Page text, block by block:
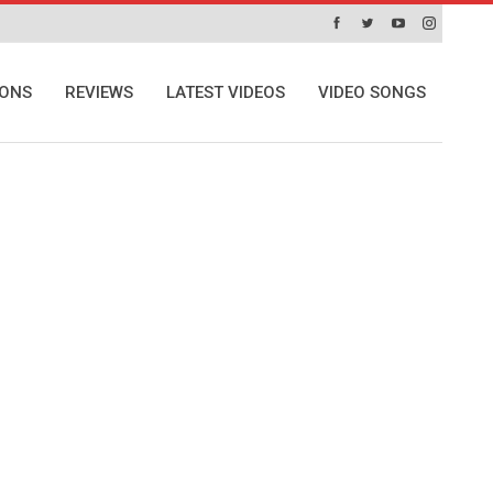
REVIEWS LATEST VIDEOS VIDEO SONGS